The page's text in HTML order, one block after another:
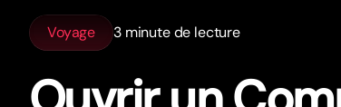
Voyage 3 minute de lecture